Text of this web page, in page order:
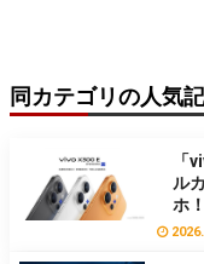
同カテゴリの人気
「
ル
ホ！